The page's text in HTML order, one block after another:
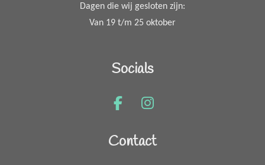
Dagen die wij gesloten zijn:
Van 19 t/m 25 oktober
Socials
F
c
I
s
Contact